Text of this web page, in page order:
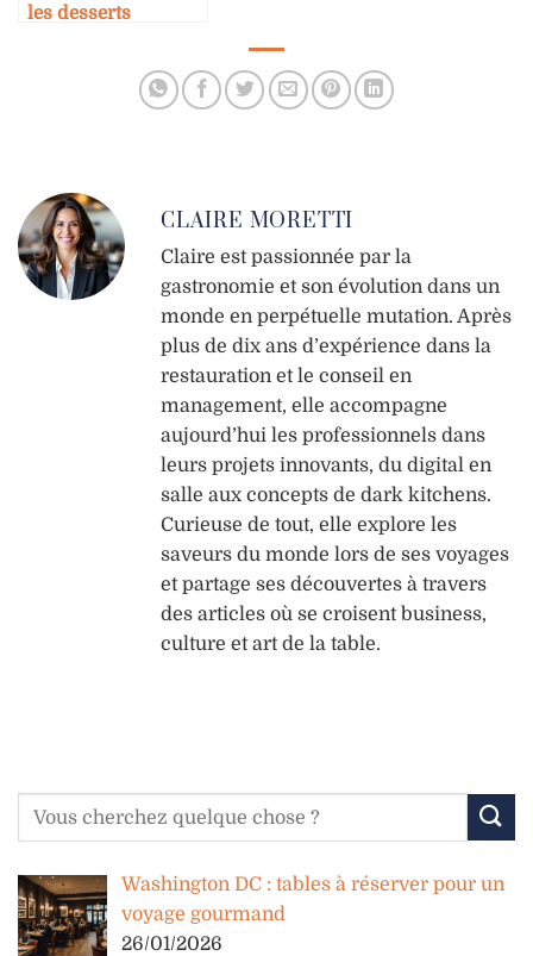
les desserts
CLAIRE MORETTI
Claire est passionnée par la
gastronomie et son évolution dans un
monde en perpétuelle mutation. Après
plus de dix ans d’expérience dans la
restauration et le conseil en
management, elle accompagne
aujourd’hui les professionnels dans
leurs projets innovants, du digital en
salle aux concepts de dark kitchens.
Curieuse de tout, elle explore les
saveurs du monde lors de ses voyages
et partage ses découvertes à travers
des articles où se croisent business,
culture et art de la table.
Washington DC : tables à réserver pour un
voyage gourmand
26/01/2026